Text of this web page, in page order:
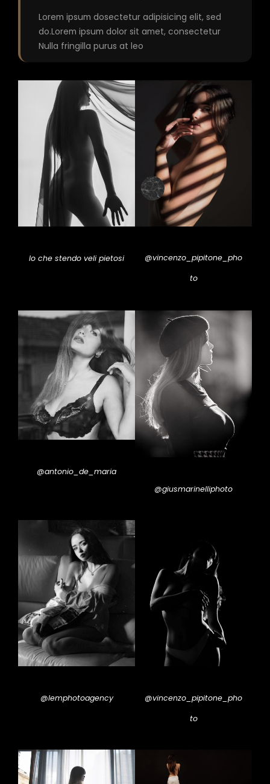
Lorem ipsum dosectetur adipisicing elit, sed
do.Lorem ipsum dolor sit amet, consectetur
Nulla fringilla purus at leo
Io che stendo veli pietosi @vincenzo_pipitone_pho
to
@antonio_de_maria
@giusmarinelliphoto
@lemphotoagency
@vincenzo_pipitone_pho
to